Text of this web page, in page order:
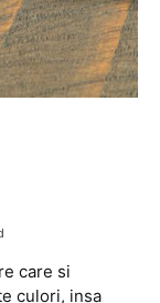
care si
culori, insa